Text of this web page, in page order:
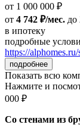
от 1 000 000 ₽
от 4 742 ₽/мес. до
в ипотеку
подробные
https://
подробнее
Показать всю
Нажмите и
000 ₽
Со стенами из